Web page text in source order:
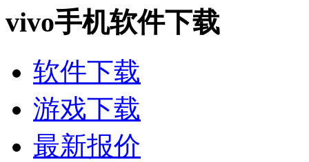
vivo手机软件下载
软件下载
游戏下载
最新报价